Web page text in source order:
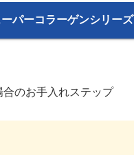
パーコラーゲンシリーズ
合のお手入れステップ